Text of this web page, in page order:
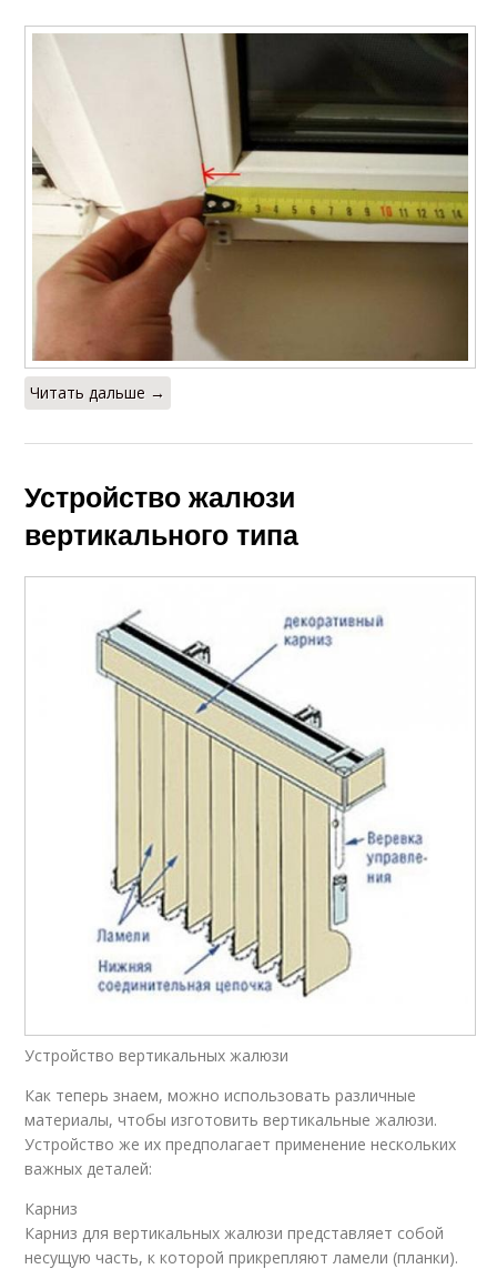
Читать дальше →
Устройство жалюзи
вертикального типа
Устройство вертикальных жалюзи
Как теперь знаем, можно использовать различные
материалы, чтобы изготовить вертикальные жалюзи.
Устройство же их предполагает применение нескольких
важных деталей:
Карниз
Карниз для вертикальных жалюзи представляет собой
несущую часть, к которой прикрепляют ламели (планки).